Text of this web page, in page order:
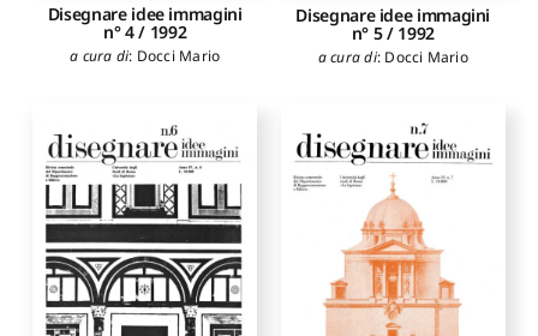
Disegnare idee immagini
n° 4 / 1992
a cura di: Docci Mario
Disegnare idee immagini
n° 5 / 1992
a cura di: Docci Mario